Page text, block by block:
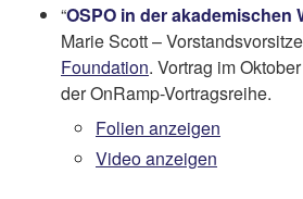
“OSPO in der akademischen
Marie Scott –
Foundation. Vortrag im
der OnRamp-Vortragsreihe.
Folien anzeigen
Video anzeigen